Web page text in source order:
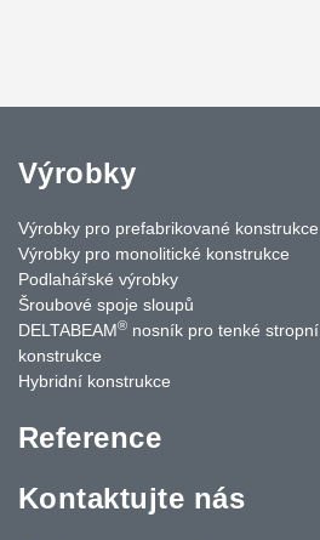
Výrobky
Výrobky pro prefabrikované konstrukce
Výrobky pro monolitické konstrukce
Podlahářské výrobky
Šroubové spoje sloupů
DELTABEAM® nosník pro tenké stropní
konstrukce
Hybridní konstrukce
Reference
Kontaktujte nás